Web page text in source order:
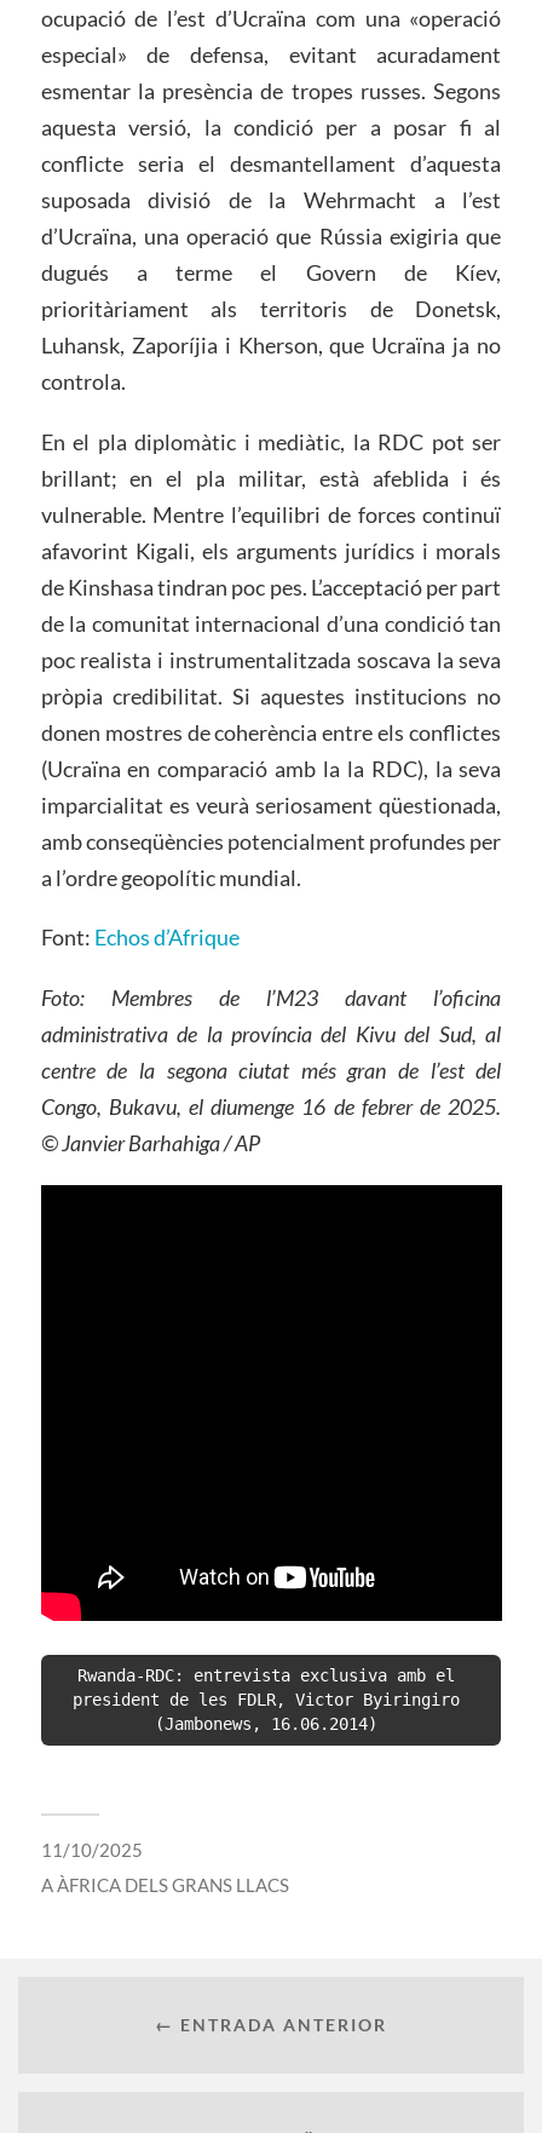
ocupació de l’est d’Ucraïna com una «operació
especial» de defensa, evitant acuradament
esmentar la presència de tropes russes. Segons
aquesta versió, la condició per a posar fi al
conflicte seria el desmantellament d’aquesta
suposada divisió de la Wehrmacht a l’est
d’Ucraïna, una operació que Rússia exigiria que
dugués a terme el Govern de Kíev,
prioritàriament als territoris de Donetsk,
Luhansk, Zaporíjia i Kherson, que Ucraïna ja no
controla.
En el pla diplomàtic i mediàtic, la RDC pot ser
brillant; en el pla militar, està afeblida i és
vulnerable. Mentre l’equilibri de forces continuï
afavorint Kigali, els arguments jurídics i morals
de Kinshasa tindran poc pes. L’acceptació per part
de la comunitat internacional d’una condició tan
poc realista i instrumentalitzada soscava la seva
pròpia credibilitat. Si aquestes institucions no
donen mostres de coherència entre els conflictes
(Ucraïna en comparació amb la la RDC), la seva
imparcialitat es veurà seriosament qüestionada,
amb conseqüències potencialment profundes per
a l’ordre geopolític mundial.
Font: Echos d’Afrique
Foto: Membres de l’M23 davant l’oficina
administrativa de la província del Kivu del Sud, al
centre de la segona ciutat més gran de l’est del
Congo, Bukavu, el diumenge 16 de febrer de 2025.
© Janvier Barhahiga / AP
Rwanda-RDC: entrevista exclusiva amb el
president de les FDLR, Victor Byiringiro
(Jambonews, 16.06.2014)
11/10/2025
AÀFRICA DELS GRANS LLACS
← ENTRADA ANTERIOR